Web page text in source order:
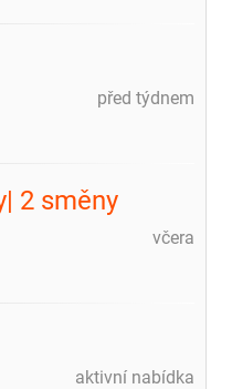
před týdnem
2 směny
včera
aktivní nabídka